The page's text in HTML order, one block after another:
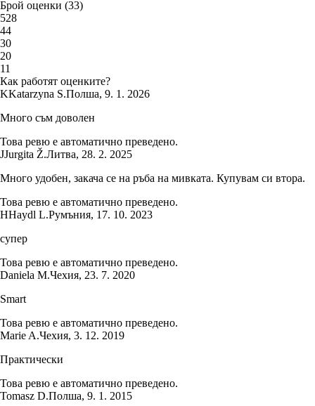
Брой оценки (33)
528
44
30
20
11
Как работят оценките?
KKatarzyna S.Полша, 9. 1. 2026
Много съм доволен
Това ревю е автоматично преведено.
JJurgita Ž.Литва, 28. 2. 2025
Много удобен, закача се на ръба на мивката. Купувам си втора.
Това ревю е автоматично преведено.
HHaydl L.Румъния, 17. 10. 2023
супер
Това ревю е автоматично преведено.
Daniela M.Чехия, 23. 7. 2020
Smart
Това ревю е автоматично преведено.
Marie A.Чехия, 3. 12. 2019
Практически
Това ревю е автоматично преведено.
Tomasz D.Полша, 9. 1. 2015